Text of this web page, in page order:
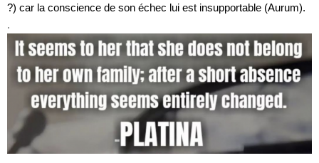
?) car la conscience de son échec lui est insupportable (Aurum).
.